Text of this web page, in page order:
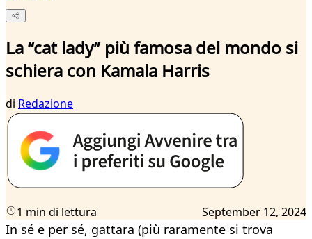
La “cat lady” più famosa del mondo si
schiera con Kamala Harris
di Redazione
1 min di lettura September 12, 2024
In sé e per sé, gattara (più raramente si trova